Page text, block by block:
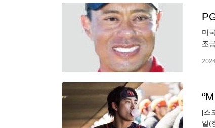
미
조
[스
일(